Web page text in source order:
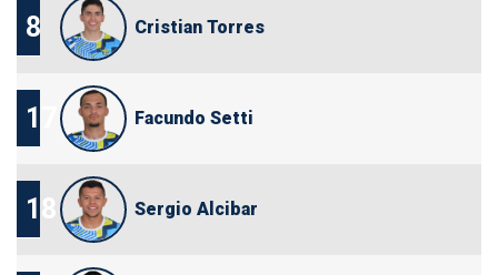
8 Cristian Torres
17 Facundo Setti
18 Sergio Alcibar